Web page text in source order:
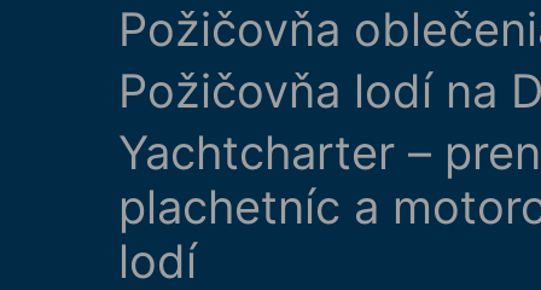
Požičovňa
Požičovňa lodí na
Yachtcharter –
plachetníc a
lodí